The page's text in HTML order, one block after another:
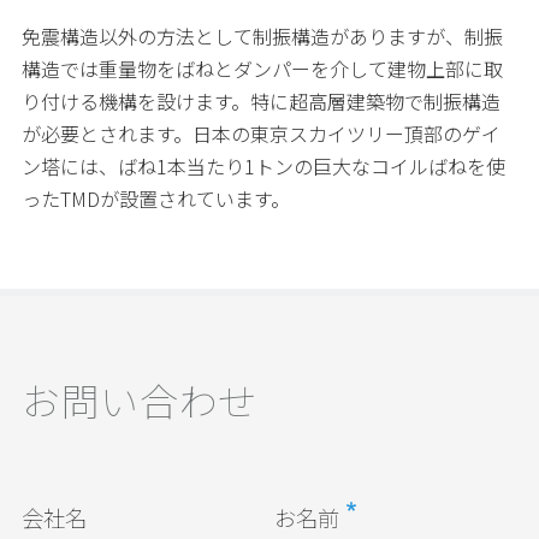
免震構造以外の方法として制振構造がありますが、制振
構造では重量物をばねとダンパーを介して建物上部に取
り付ける機構を設けます。特に超高層建築物で制振構造
が必要とされます。日本の東京スカイツリー頂部のゲイ
ン塔には、ばね1本当たり1トンの巨大なコイルばねを使
ったTMDが設置されています。
お問い合わせ
会社名 お名前